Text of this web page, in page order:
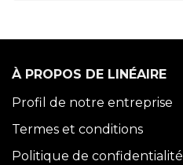
À PROPOS DE LINÉAIRE
Profil de notre entreprise
Termes et conditions
Politique de confidentialité